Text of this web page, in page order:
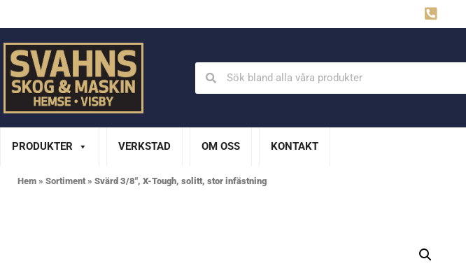
PRODUKTER VERKSTAD OM OSS KONTAKT
Hem » Sortiment » Svärd 3/8″, X-Tough, solitt, stor infästning